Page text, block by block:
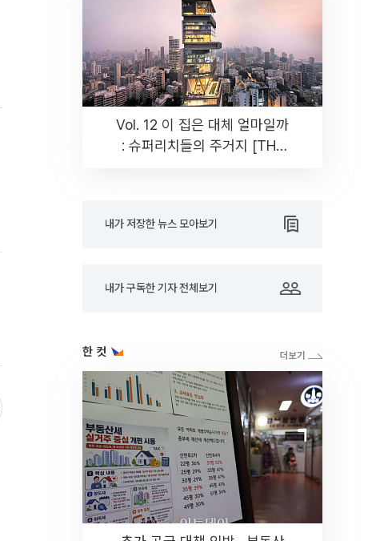
Vol. 12 이 집은 대체 얼마일까
: 슈퍼리치들의 주거지 [THE
내가 저장한 뉴스 모아보기
내가 구독한 기자 전체보기
한 컷